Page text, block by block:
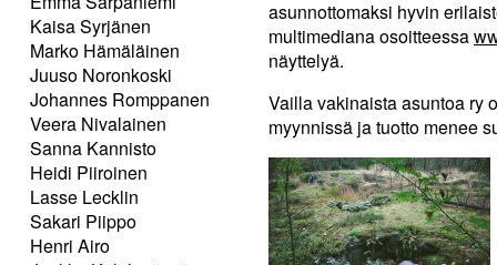
Kaisa Syrjänen
Marko Hämäläinen
Juuso Noronkoski
Johannes Romppanen
Veera Nivalainen
Sanna Kannisto
Heidi Piiroinen
Lasse Lecklin
Sakari Piippo
Henri Airo
asunnottomaksi hyvin
multimediana osoitteessa
näyttelyä.
Vailla vakinaista asuntoa ry
myynnissä ja tuotto menee